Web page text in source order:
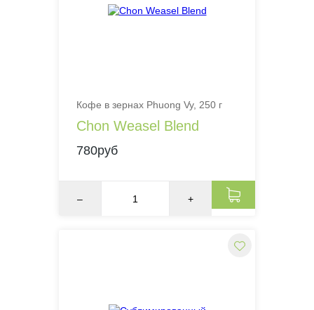
Кофе в зернах Phuong Vy, 250 г
Chon Weasel Blend
780руб
– +